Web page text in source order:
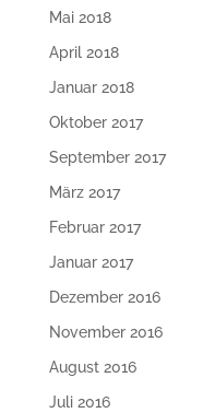
Mai 2018
April 2018
Januar 2018
Oktober 2017
September 2017
März 2017
Februar 2017
Januar 2017
Dezember 2016
November 2016
August 2016
Juli 2016